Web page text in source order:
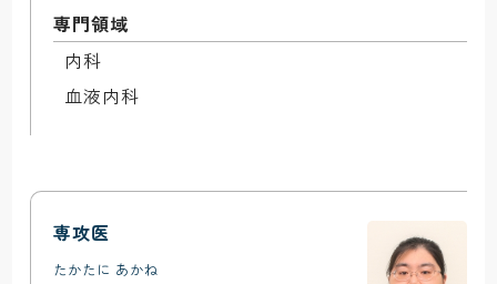
専門領域
内科
専攻医
たかたに あかね